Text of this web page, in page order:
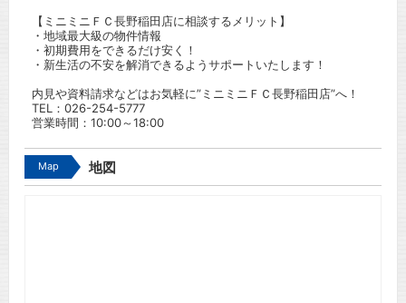
【ミニミニＦＣ長野稲田店に相談するメリット】
・地域最大級の物件情報
・初期費用をできるだけ安く！
・新生活の不安を解消できるようサポートいたします！
内見や資料請求などはお気軽に”ミニミニＦＣ長野稲田店”へ！
TEL： 026-254-5777
営業時間：10:00～18:00
Map 地図